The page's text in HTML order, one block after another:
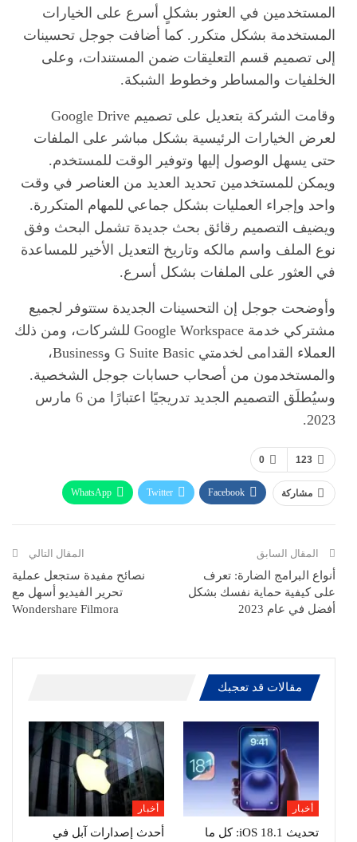
المستخدمين في العثور بشكلٍ أسرع على الخيارات
المستخدمة بشكل متكرر. كما أضافت جوجل تحسينات
إلى تصميم قسم التعليقات ضمن المستندات، وعلى
الخلفيات والمساطر وخطوط الشبكة.
وقامت الشركة بتعديل على تصميم Google Drive
لعرض الخيارات الرئيسية بشكل مباشر على الملفات
حتى يسهل الوصول إليها وتوفير الوقت للمستخدم.
ويمكن للمستخدمين تحديد العديد من العناصر في وقت
واحد وإجراء العمليات بشكل جماعي للمهام المتكررة.
ويضيف التصميم رقائق بحث جديدة تشمل البحث وفق
نوع الملف واسم مالكه وتاريخ التعديل الأخير للمساعدة
في العثور على الملفات بشكل أسرع.
وأوضحت جوجل إن التحسينات الجديدة ستتوفر لجميع
مشتركي خدمة Google Workspace للشركات، ومن ذلك
العملاء القدامى لخدمتي G Suite Basic وBusiness،
والمستخدمون من أصحاب حسابات جوجل الشخصية.
وسيُطلَق التصميم الجديد تدريجيًا اعتبارًا من 6 مارس
2023.
0 123
مشاركة Facebook
Twitter
WhatsApp
االبريد الالكتروني
المقال السابق
أنواع البرامج الضارة: تعرف
على كيفية حماية نفسك بشكل
أفضل في عام 2023
المقال التالي
نصائح مفيدة ستجعل عملية
تحرير الفيديو أسهل مع
Wondershare Filmora
مقالات قد تعجبك
أخبار
تحديث iOS 18.1: كل ما
أخبار
أحدث إصدارات آبل في